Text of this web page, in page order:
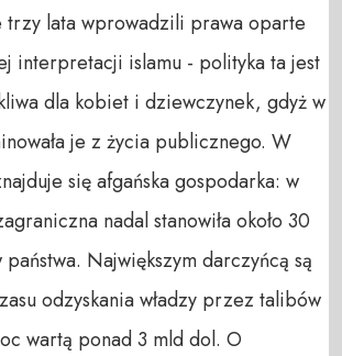
trzy lata wprowadzili prawa oparte
interpretacji islamu - polityka ta jest
dla kobiet i dziewczynek, gdyż w
je z życia publicznego. W
się afgańska gospodarka: w
nadal stanowiła około 30
Największym darczyńcą są
odzyskania władzy przez talibów
wartą ponad 3 mld dol. O